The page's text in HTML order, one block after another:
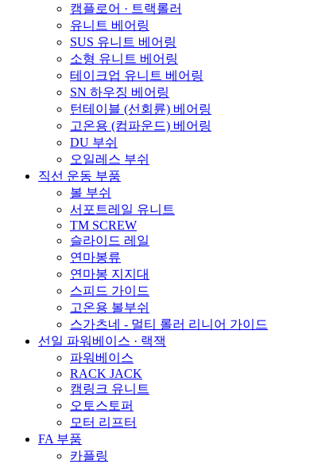
캠플로어 · 트랙롤러
유니트 베어링
SUS 유니트 베어링
소형 유니트 베어링
테이크업 유니트 베어링
SN 하우징 베어링
턴테이블 (선회륜) 베어링
고온용 (컴파운드) 베어링
DU 부쉬
오일레스 부쉬
직선 운동 부품
볼 부쉬
서포트레일 유니트
TM SCREW
슬라이드 레일
연마봉류
연마봉 지지대
스피드 가이드
고온용 볼부쉬
스가츠네 - 멀티 롤러 리니어 가이드
선일 파워베이스 · 랙잭
파워베이스
RACK JACK
캠링크 유니트
오토스토퍼
모터 리프터
FA 부품
카플링